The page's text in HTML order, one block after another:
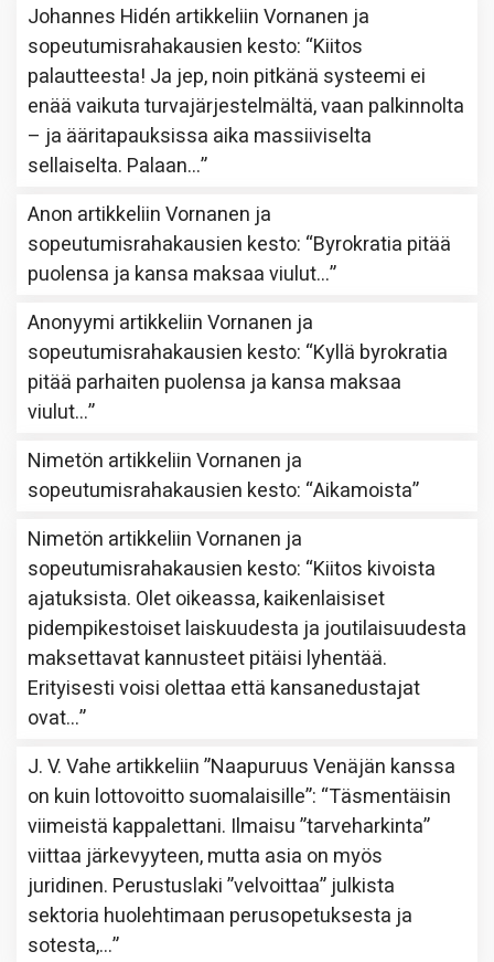
Johannes Hidén artikkeliinVornanen ja
sopeutumisrahakausien kesto: “Kiitos
palautteesta! Ja jep, noin pitkänä systeemi ei
enää vaikuta turvajärjestelmältä, vaan palkinnolta
– ja ääritapauksissa aika massiiviselta
sellaiselta. Palaan…”
Anon artikkeliinVornanen ja
sopeutumisrahakausien kesto: “Byrokratia pitää
puolensa ja kansa maksaa viulut…”
Anonyymi artikkeliinVornanen ja
sopeutumisrahakausien kesto: “Kyllä byrokratia
pitää parhaiten puolensa ja kansa maksaa
viulut…”
Nimetön artikkeliinVornanen ja
sopeutumisrahakausien kesto: “Aikamoista”
Nimetön artikkeliinVornanen ja
sopeutumisrahakausien kesto: “Kiitos kivoista
ajatuksista. Olet oikeassa, kaikenlaisiset
pidempikestoiset laiskuudesta ja joutilaisuudesta
maksettavat kannusteet pitäisi lyhentää.
Erityisesti voisi olettaa että kansanedustajat
ovat…”
J. V. Vahe artikkeliin”Naapuruus Venäjän kanssa
on kuin lottovoitto suomalaisille”: “Täsmentäisin
viimeistä kappalettani. Ilmaisu ”tarveharkinta”
viittaa järkevyyteen, mutta asia on myös
juridinen. Perustuslaki ”velvoittaa” julkista
sektoria huolehtimaan perusopetuksesta ja
sotesta,…”